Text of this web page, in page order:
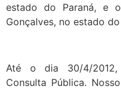
estado do Paraná, e
Gonçalves, no estado
Até o dia 30/4/
Consulta Pública.